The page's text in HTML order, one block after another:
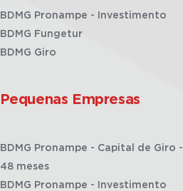
BDMG Pronampe - Investimento
BDMG Fungetur
BDMG Giro
Pequenas Empresas
BDMG Pronampe - Capital de Giro -
48 meses
BDMG Pronampe - Investimento